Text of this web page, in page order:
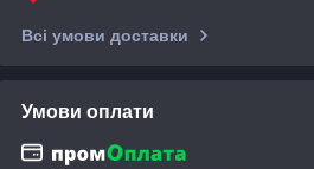
Всі умови доставки
Умови оплати